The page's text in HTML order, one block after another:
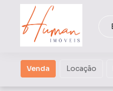
Venda Locação